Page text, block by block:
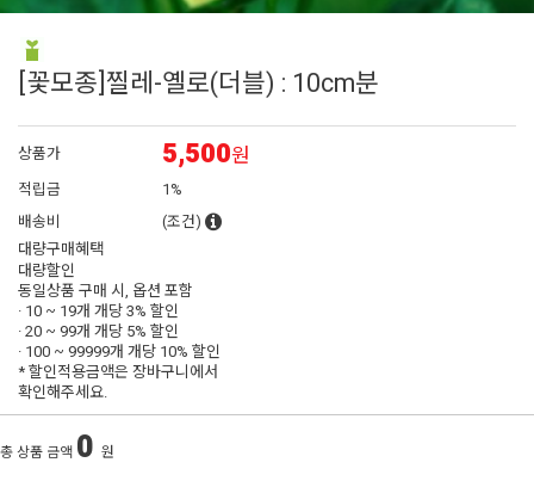
[꽃모종]찔레-옐로(더블) : 10cm분
상품가 5,500원
적립금
1%
배송비
(조건)
대량구매혜택
대량할인
동일상품 구매 시, 옵션 포함
· 10 ~ 19개 개당3% 할인
· 20 ~ 99개 개당 5% 할인
· 100 ~ 99999개 개당 10% 할인
* 할인적용금액은 장바구니에서
확인해주세요.
총 상품 금액 0 원